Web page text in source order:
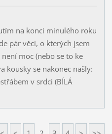
na konci minulého roku
pár věcí, o kterých jsem
moc (nebo se to ke
kousky se nakonec našly:
v srdci (BÍLÁ